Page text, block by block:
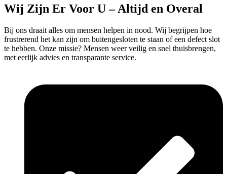
Wij Zijn Er Voor U – Altijd en Overal
Bij ons draait alles om mensen helpen in nood. Wij begrijpen hoe
frustrerend het kan zijn om buitengesloten te staan of een defect slot
te hebben. Onze missie? Mensen weer veilig en snel thuisbrengen,
met eerlijk advies en transparante service.